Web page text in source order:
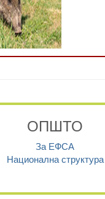
ОПШТО
За ЕФСА
Национална структура